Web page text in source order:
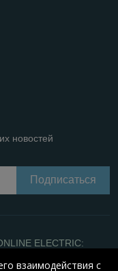
новостей
ELECTRIC:
взаимодействия с